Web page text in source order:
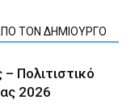
ΤΟΝ ΔΗΜΙΟΥΡΓΟ
Πολιτιστικό
2026